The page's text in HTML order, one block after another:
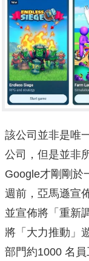
該公司並非是唯
公司，但是並非
Google才剛剛於
週前，亞馬遜宣
並宣佈將「重新
將「大力推動」
部門約1000 名員